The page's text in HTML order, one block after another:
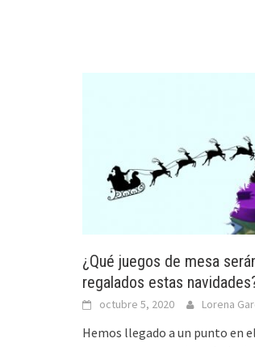
¿Qué juegos de mesa
regalados estas
octubre 5, 2020 Lorena
Hemos llegado a un punto en